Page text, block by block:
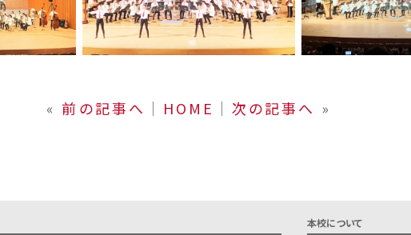
« 前の記事へ │ HOME │ 次の記事へ »
本校について